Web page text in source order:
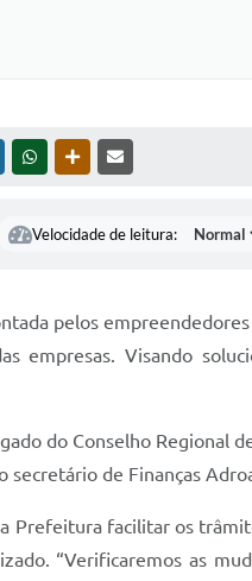
TWITTERWHATSAPPOUTRAS MÍDIAS
Velocidade de leitura:
pelos
empresas. Visando
do Conselho Regional
secretário de Finanças
Prefeitura facilitar os
“Verificaremos as